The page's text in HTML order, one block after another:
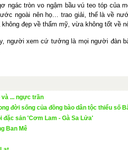
ngác tròn vo ngậm bầu vú teo tóp của
ngoài nên họ… trao giải, thế là về
đẹp về thẩm mỹ, vừa không tốt về
người xem cứ tưởng là mọi người đàn
và ... ngực trần
đời sống của đồng bào dân tộc thiểu số
đặc sản 'Cơm Lam - Gà Sa Lửa'
Ban Mê